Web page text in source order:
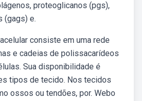
proteoglicanos (pgs),
(gags) e.
consiste em uma rede
e cadeias de polissacarídeos
Sua disponibilidade é
tipos de tecido. Nos tecidos
ossos ou tendões, por. Webo